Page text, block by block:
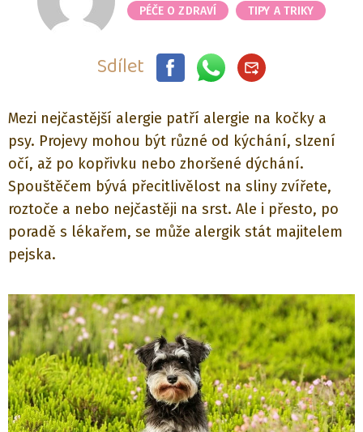
PÉČE O ZDRAVÍ
TIPY A TRIKY
Sdílet
Mezi nejčastější alergie patří alergie na kočky a
psy. Projevy mohou být různé od kýchání, slzení
očí, až po kopřivku nebo zhoršené dýchání.
Spouštěčem bývá přecitlivělost na sliny zvířete,
roztoče a nebo nejčastěji na srst. Ale i přesto, po
poradě s lékařem, se může alergik stát majitelem
pejska.